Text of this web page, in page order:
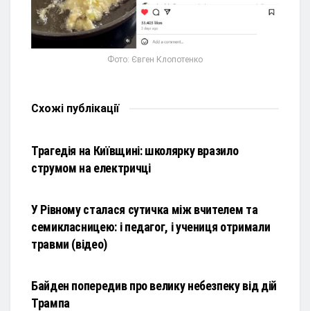
Фото: Євген Клопотенко
Схожі публікації
Трагедія на Київщині: школярку вразило
струмом на електричці
У Рівному сталася сутичка між вчителем та
семикласницею: і педагог, і учениця отримали
травми (відео)
Байден попередив про велику небезпеку від дій
Трампа